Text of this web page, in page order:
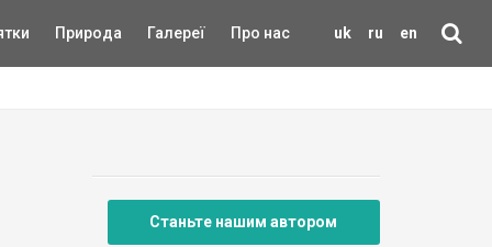
uk ru en
Природа Галереї Про нас
Станьте нашим автором